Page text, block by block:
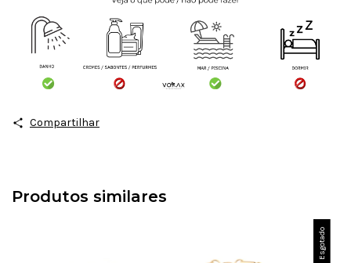
Compartilhar
Produtos similares
Esgotado